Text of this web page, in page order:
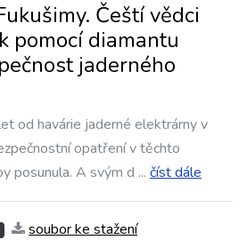
Čeští vědci
pomocí diamantu
jaderného
od havárie jaderné elektrárny v
opatření v těchto
posunula. A svým d ... číst dále
soubor ke stažení